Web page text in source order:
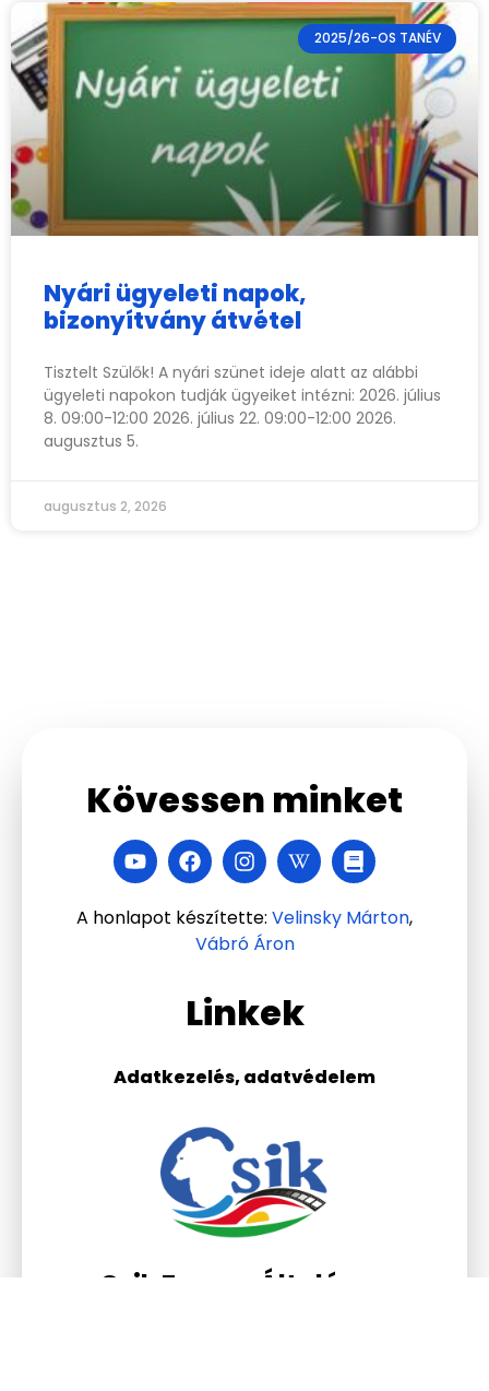
2025/26-OS TANÉV
Nyári ügyeleti napok,
bizonyítvány átvétel
Tisztelt Szülők! A nyári szünet ideje alatt az alábbi
ügyeleti napokon tudják ügyeiket intézni: 2026. július
8. 09:00-12:00 2026. július 22. 09:00-12:00 2026.
augusztus 5.
augusztus 2, 2026
Csik Ferenc Általános
Linkek
Adatkezelés, adatvédelem
Kövessen minket
A honlapot készítette: Velinsky Márton,
Vábró Áron